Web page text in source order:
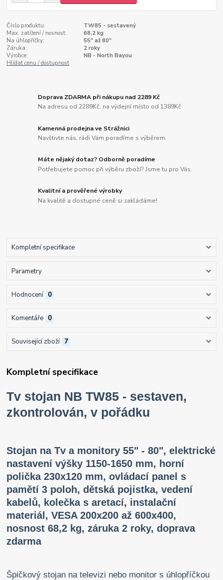
Číslo produktu:
TW85 - sestavený
Max. zatížení / nosnost:
68,2 kg
Na úhlopříčky:
55" až 80"
Záruka:
2 roky
Výrobce:
NB - North Bayou
Hlídat cenu / dostupnost
Doprava ZDARMA při nákupu nad 2289 Kč
Na adresu od 2289Kč, na výdejní místo od 1389Kč
Kamenná prodejna ve Strážnici
Navštivte nás, rádi Vám poradíme s výběrem.
Máte nějaký dotaz? Odborně poradíme
Potřebujete pomoc při výběru zboží? Jsme tu pro Vás.
Kvalitní a prověřené výrobky
Na kvalitě a dostupné ceně si zakládáme!
Kompletní specifikace
Parametry
Hodnocení 0
Komentáře 0
Související zboží 7
Kompletní specifikace
Tv stojan NB TW85 - sestaven,
zkontrolován, v pořádku
Stojan na Tv a monitory 55" - 80", elektrické
nastavení výšky 1150-1650 mm, horní
polička 230x120 mm, ovládací panel s
pamětí 3 poloh, dětská pojistka, vedení
kabelů, kolečka s aretací, instalační
materiál, VESA 200x200 až 600x400,
nosnost 68,2 kg, záruka 2 roky, doprava
zdarma
Špičkový stojan na televizi nebo monitor s úhlopříčkou